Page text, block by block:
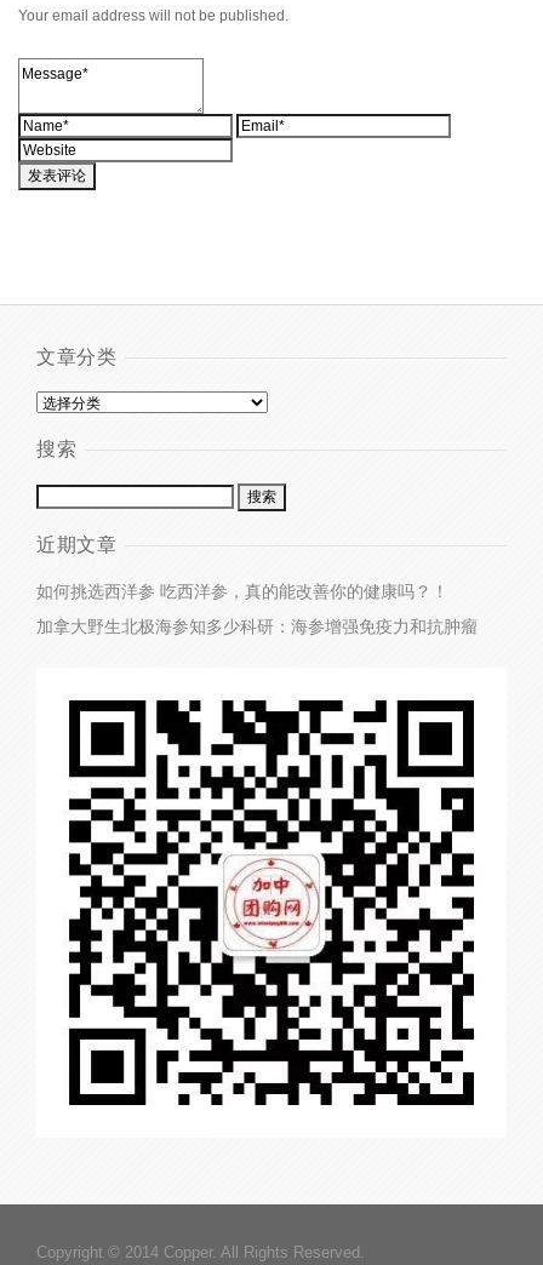
Your email address will not be published.
文章分类
搜索
近期文章
如何挑选西洋参 吃西洋参，真的能改善你的健康吗？！
加拿大野生北极海参知多少科研：海参增强免疫力和抗肿瘤
Copyright © 2014 Copper. All Rights Reserved.